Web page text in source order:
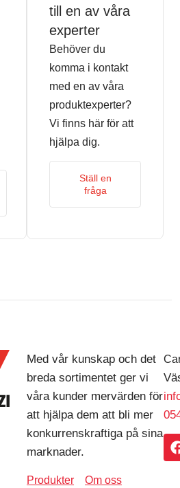
till en av våra
experter
Behöver du
komma i kontakt
med en av våra
produktexperter?
Vi finns här för att
hjälpa dig.
Ställ en
fråga
Med vår kunskap och det
breda sortimentet ger vi
våra kunder mervärden för
att hjälpa dem att bli mer
konkurrenskraftiga på sina
marknader.
Produkter Om oss